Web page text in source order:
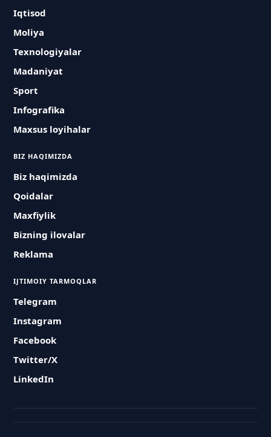
Iqtisod
Moliya
Texnologiyalar
Madaniyat
Sport
Infografika
Maxsus loyihalar
BIZ HAQIMIZDA
Biz haqimizda
Qoidalar
Maxfiylik
Bizning ilovalar
Reklama
IJTIMOIY TARMOQLAR
Telegram
Instagram
Facebook
Twitter/X
LinkedIn